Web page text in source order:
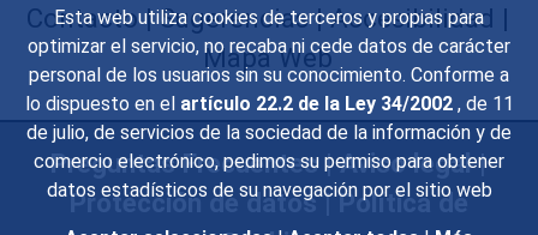
Esta web utiliza cookies de terceros y propias para
optimizar el servicio, no recaba ni cede datos de carácter
personal de los usuarios sin su conocimiento. Conforme a
lo dispuesto en el artículo 22.2 de la Ley 34/2002 , de 11
de julio, de servicios de la sociedad de la información y de
comercio electrónico, pedimos su permiso para obtener
datos estadísticos de su navegación por el sitio web
Contacto|Sugerencias|Accesibilidad |
Mapa Web
Preguntas Frecuentes|Aviso legal|
Protección de datos|Política de